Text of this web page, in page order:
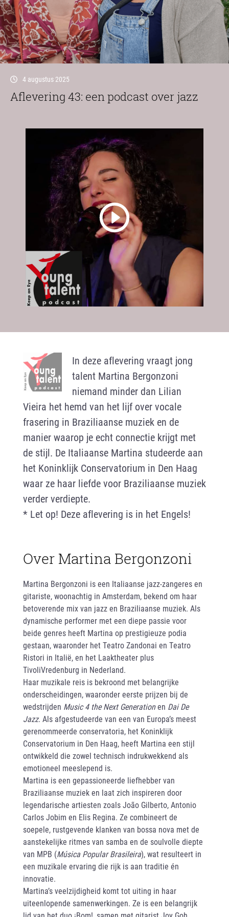
4 augustus 2025
Aflevering 43: een podcast over jazz
In deze aflevering vraagt jong
talent Martina Bergonzoni
niemand minder dan Lilian
Vieira het hemd van het lijf over vocale
frasering in Braziliaanse muziek en de
manier waarop je echt connectie krijgt met
de stijl. De Italiaanse Martina studeerde aan
het Koninklijk Conservatorium in Den Haag
waar ze haar liefde voor Braziliaanse muziek
verder verdiepte.
* Let op! Deze aflevering is in het Engels!
Over Martina Bergonzoni
Martina Bergonzoni is een Italiaanse jazz-zangeres en
gitariste, woonachtig in Amsterdam, bekend om haar
betoverende mix van jazz en Braziliaanse muziek. Als
dynamische performer met een diepe passie voor
beide genres heeft Martina op prestigieuze podia
gestaan, waaronder het Teatro Zandonai en Teatro
Ristori in Italië, en het Laaktheater plus
TivoliVredenburg in Nederland.
Haar muzikale reis is bekroond met belangrijke
onderscheidingen, waaronder eerste prijzen bij de
wedstrijden Music 4 the Next Generationen Dai De
Jazz. Als afgestudeerde van een van Europa’s meest
gerenommeerde conservatoria, het Koninklijk
Conservatorium in Den Haag, heeft Martina een stijl
ontwikkeld die zowel technisch indrukwekkend als
emotioneel meeslepend is.
Martina is een gepassioneerde liefhebber van
Braziliaanse muziek en laat zich inspireren door
legendarische artiesten zoals João Gilberto, Antonio
Carlos Jobim en Elis Regina. Ze combineert de
soepele, rustgevende klanken van bossa nova met de
aanstekelijke ritmes van samba en de soulvolle diepte
van MPB (Música Popular Brasileira), wat resulteert in
een muzikale ervaring die rijk is aan traditie én
innovatie.
Martina’s veelzijdigheid komt tot uiting in haar
uiteenlopende samenwerkingen. Ze is een belangrijk